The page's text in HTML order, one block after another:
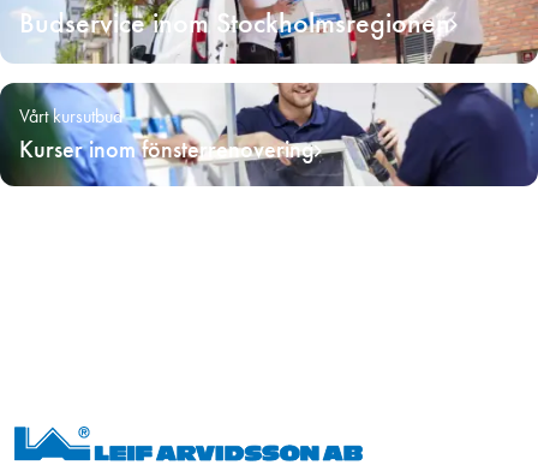
Budservice inom Stockholmsregionen
Vårt kursutbud
Kurser inom fönsterrenovering